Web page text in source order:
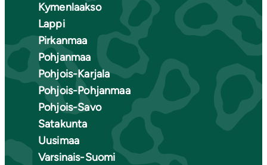
Kymenlaakso
Lappi
Pirkanmaa
Pohjanmaa
Pohjois-Karjala
Pohjois-Pohjanmaa
Pohjois-Savo
Satakunta
Uusimaa
Varsinais-Suomi